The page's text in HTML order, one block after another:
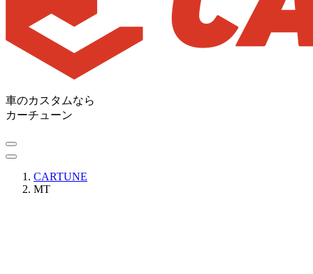
車のカスタムなら
カーチューン
CARTUNE
MT